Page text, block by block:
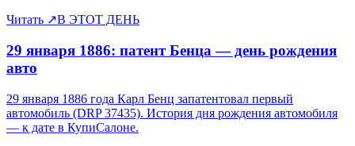
Читать ↗В ЭТОТ ДЕНЬ
29 января 1886: патент Бенца — день рождения
авто
29 января 1886 года Карл Бенц запатентовал первый
автомобиль (DRP 37435). История дня рождения автомобиля
— к дате в КупиСалоне.